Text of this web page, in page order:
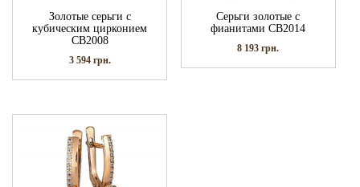
Золотые серьги с
кубическим цирконием
СВ2008
3 594 грн.
Серьги золотые с
фианитами СВ2014
8 193грн.